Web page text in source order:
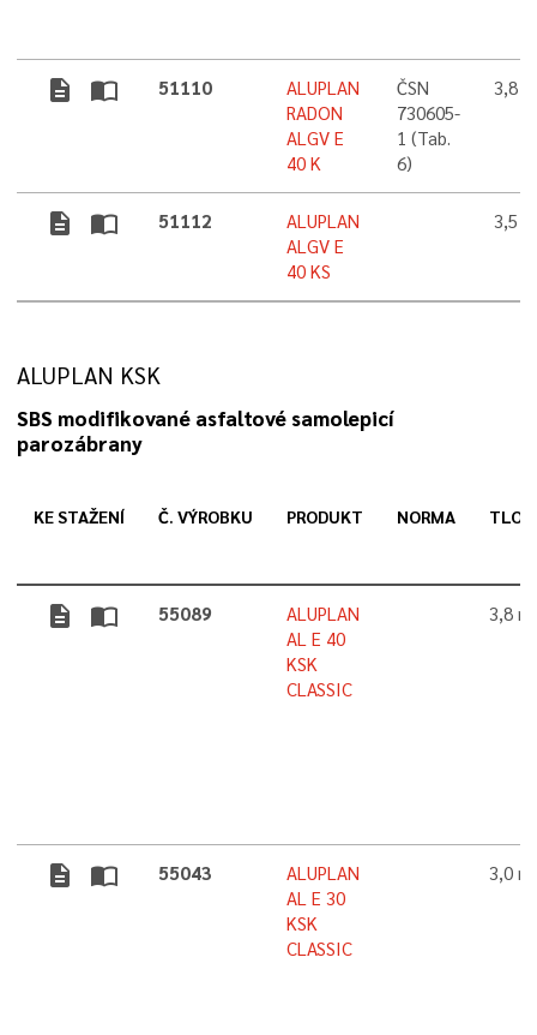
description import_contacts 51110
ALUPLAN
RADON
ALGV E
40 K
ČSN
730605-
1 (Tab.
6)
3,8
description import_contacts 51112
ALUPLAN
ALGV E
40 KS
3,5
ALUPLAN KSK
SBS modifikované asfaltové samolepicí
parozábrany
KE STAŽENÍ Č. VÝROBKU PRODUKT NORMA
description import_contacts 55089
ALUPLAN
AL E 40
KSK
CLASSIC
3,8
description import_contacts 55043
ALUPLAN
AL E 30
KSK
CLASSIC
3,0